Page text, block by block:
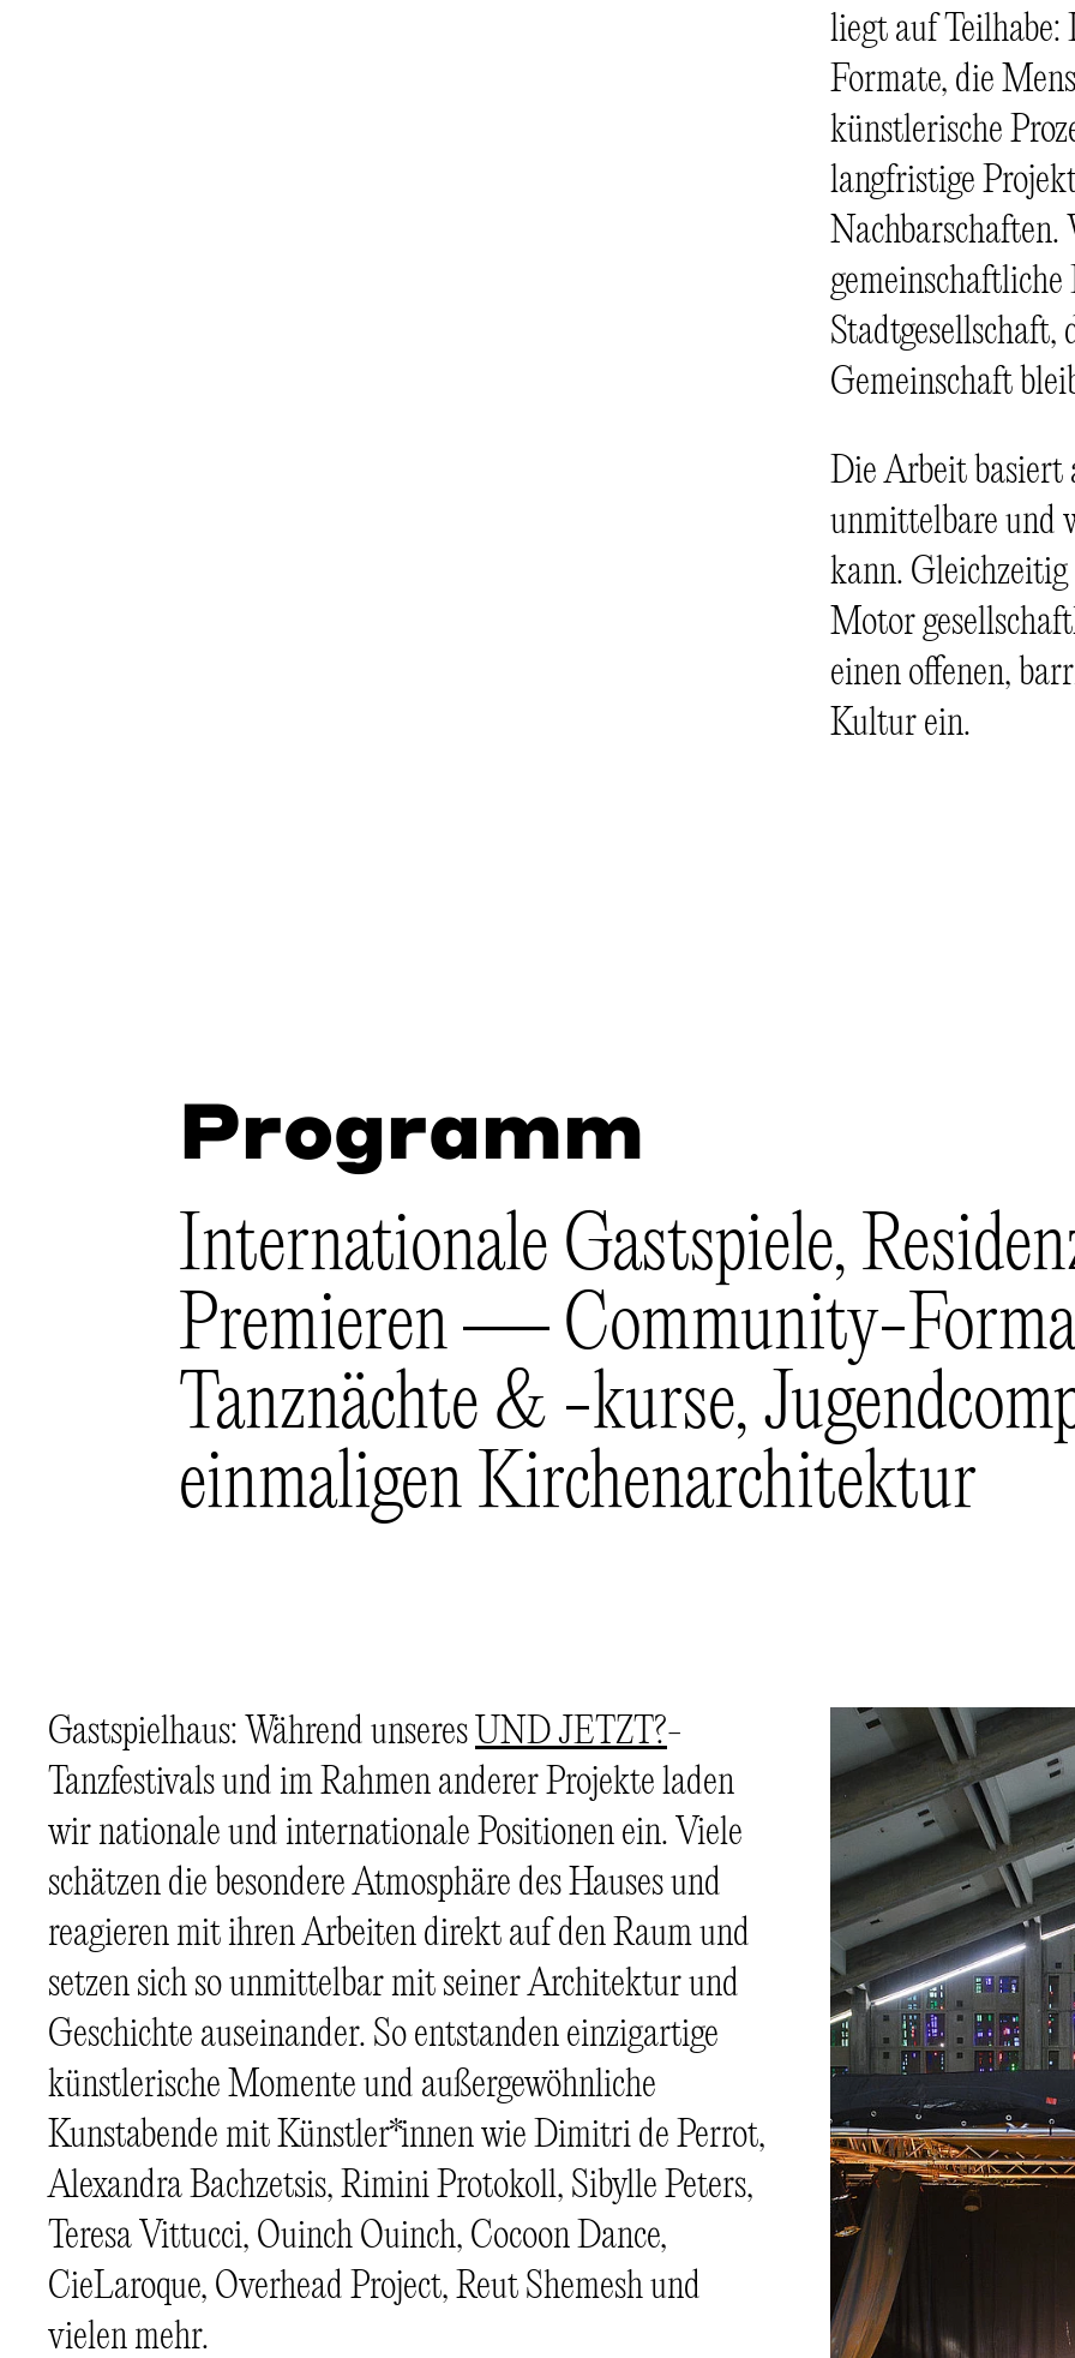
liegt auf
Formate, die
künstlerische
langfristige
Nachbarschaften.
Stadtgesellschaft,
Gemeinschaft
Die Arbeit basiert
unmittelbare und
kann.
Motor
einen offenen,
Kultur ein.
Programm
Internationale Gastspiele,
Premieren — Community-
Tanznächte & -kurse,
einmaligen Kirchenarchitektur
Gastspielhaus: Während unseres UND JETZT?-
Tanzfestivals und im Rahmen anderer Projekte laden
wir nationale und internationale Positionen ein. Viele
schätzen die besondere Atmosphäre des Hauses und
reagieren mit ihren Arbeiten direkt auf den Raum und
setzen sich so unmittelbar mit seiner Architektur und
Geschichte auseinander. So entstanden einzigartige
künstlerische Momente und außergewöhnliche
Kunstabende mit Künstler*innen wie Dimitri de Perrot,
Alexandra Bachzetsis, Rimini Protokoll, Sibylle Peters,
Teresa Vittucci, Ouinch Ouinch, Cocoon Dance,
CieLaroque, Overhead Project, Reut Shemesh und
vielen mehr.